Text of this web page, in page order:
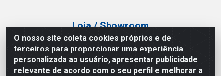
O nosso site coleta cookies próprios e de
terceiros para proporcionar uma experiência
personalizada ao usuário, apresentar publicidade
relevante de acordo com o seu perfil e melhorar a
Loja / Showroom
Tel.: (11) 3227-0546
Av Vautier, 587/597 - Pari - São Paulo/SP